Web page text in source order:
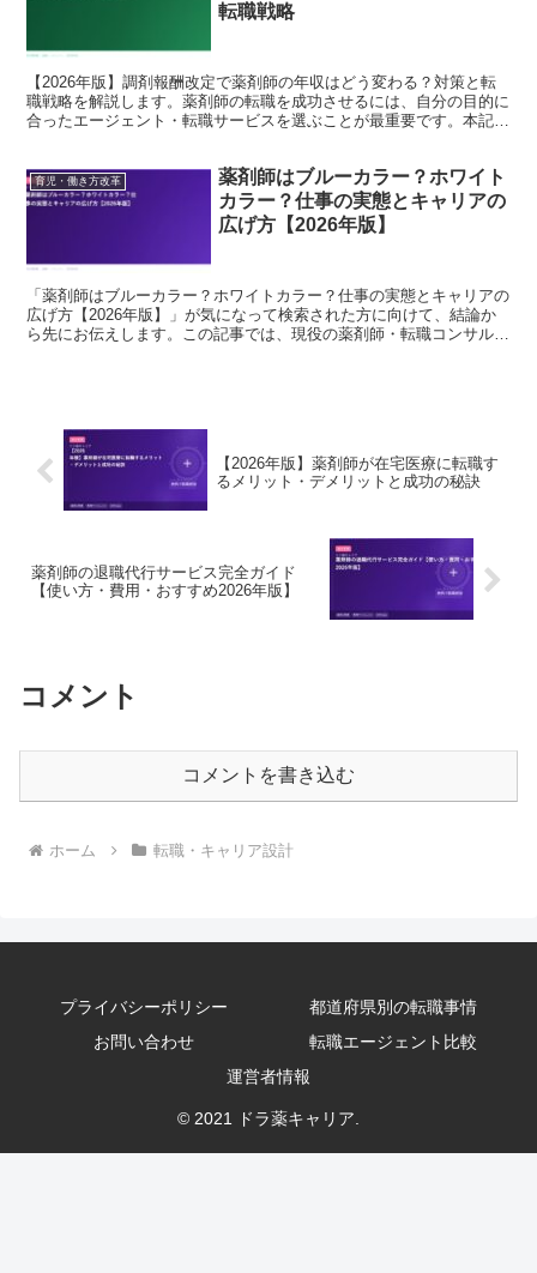
転職戦略
【2026年版】調剤報酬改定で薬剤師の年収はどう変わる？対策と転
職戦略を解説します。薬剤師の転職を成功させるには、自分の目的に
合ったエージェント・転職サービスを選ぶことが最重要です。本記事
育児・働き方改革
薬剤師はブルーカラー？ホワイト
カラー？仕事の実態とキャリアの
広げ方【2026年版】
「薬剤師はブルーカラー？ホワイトカラー？仕事の実態とキャリアの
広げ方【2026年版】」が気になって検索された方に向けて、結論か
ら先にお伝えします。この記事では、現役の薬剤師・転職コンサルタ
【2026年版】薬剤師が在宅医療に転職す
るメリット・デメリットと成功の秘訣
薬剤師の退職代行サービス完全ガイド
【使い方・費用・おすすめ2026年版】
コメント
コメントを書き込む
ホーム 転職・キャリア設計
プライバシーポリシー
都道府県別の転職事情
お問い合わせ
転職エージェント比較
運営者情報
© 2021 ドラ薬キャリア.